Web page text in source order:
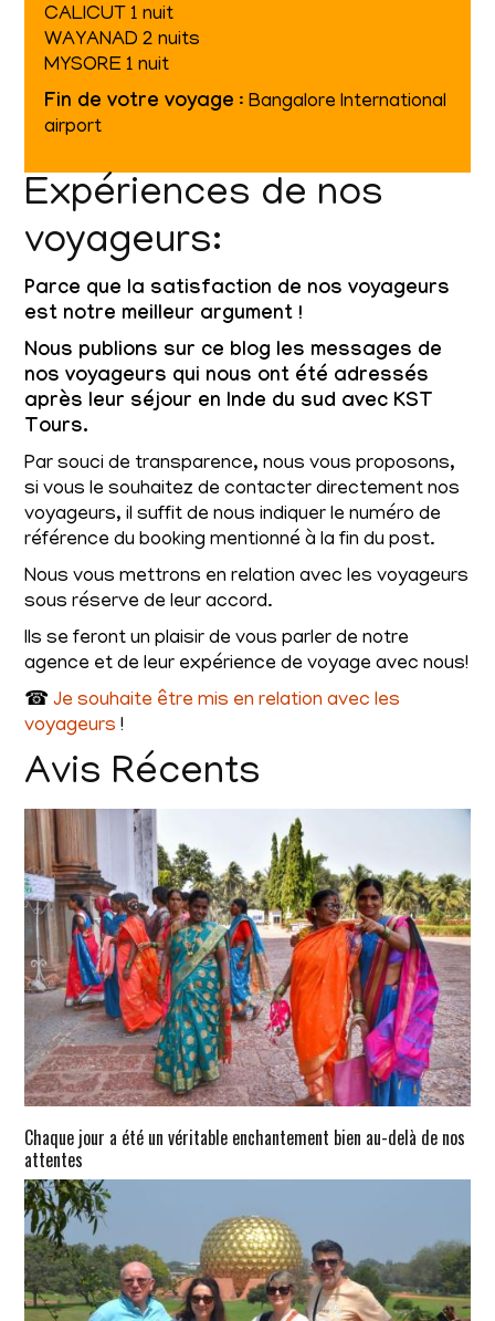
CALICUT 1 nuit
WAYANAD 2 nuits
MYSORE 1 nuit
Fin de votre voyage : Bangalore International
airport
Expériences de nos
voyageurs:
Parce que la satisfaction de nos voyageurs
est notre meilleur argument !
Nous publions sur ce blog les messages de
nos voyageurs qui nous ont été adressés
après leur séjour en Inde du sud avec KST
Tours.
Par souci de transparence, nous vous proposons,
si vous le souhaitez de contacter directement nos
voyageurs, il suffit de nous indiquer le numéro de
référence du booking mentionné à la fin du post.
Nous vous mettrons en relation avec les voyageurs
sous réserve de leur accord.
Ils se feront un plaisir de vous parler de notre
agence et de leur expérience de voyage avec nous!
☎Je souhaite être mis en relation avec les
voyageurs !
Avis Récents
Chaque jour a été un véritable enchantement bien au-delà de nos
attentes